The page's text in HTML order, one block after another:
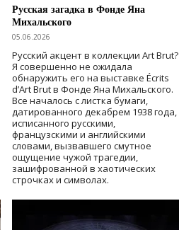
Русская загадка в Фонде Яна
Михальского
05.06.2026
Русский акцент в коллекции Art Brut?
Я совершенно не ожидала
обнаружить его на выставке Écrits
d’Art Brut в Фонде Яна Михальского.
Все началось с листка бумаги,
датированного декабрем 1938 года,
исписанного русскими,
французскими и английскими
словами, вызвавшего смутное
ощущение чужой трагедии,
зашифрованной в хаотических
строчках и символах.